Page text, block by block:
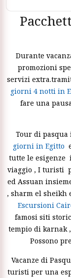
Durante
promozioni
servizi
giorni 4 notti in
fare una
Tour di
giorni in Egitto
tutte le esigenze
viaggio , I turisti
ed Assuan
, sharm el sheikh
Escursioni
famosi siti
tempio di karnak
Possono
Vacanze di
turisti per una